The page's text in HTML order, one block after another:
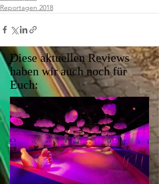
Reportagen 2018
Diese aktuellen Reviews
haben wir auch noch für
Euch: